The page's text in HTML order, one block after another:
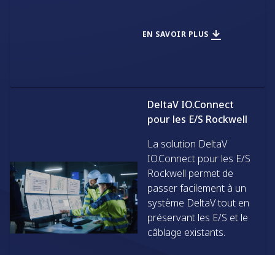
EN SAVOIR PLUS
DeltaV IO.Connect
pour les E/S Rockwell
La solution DeltaV
IO.Connect pour les E/S
Rockwell permet de
passer facilement à un
système DeltaV tout en
préservant les E/S et le
câblage existants.